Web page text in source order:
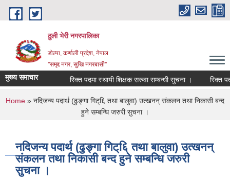
Skip to main content
ठुली भेरी नगरपालिका
डाेल्पा, कर्णाली प्रदेश, नेपाल
''समृद्द नगर, सुखि नगरबासी''
मुख्य समाचार रिक्त पदमा स्थायी शिक्षक सरुवा सम्बन्धी सुचना । रिक्त पदमा
You are here
Home » नदिजन्य पदार्थ (ढुङ्गा गिट्६ि तथा बालुवा) उत्खनन् संकलन तथा निकासी बन्द
हुने सम्बन्धि जरुरी सुचना ।
नदिजन्य पदार्थ (ढुङ्गा गिट्६ि तथा बालुवा) उत्खनन्
संकलन तथा निकासी बन्द हुने सम्बन्धि जरुरी
सुचना ।